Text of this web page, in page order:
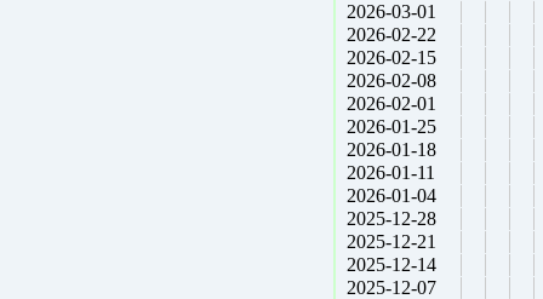
2026-03-01
2026-02-22
2026-02-15
2026-02-08
2026-02-01
2026-01-25
2026-01-18
2026-01-11
2026-01-04
2025-12-28
2025-12-21
2025-12-14
2025-12-07